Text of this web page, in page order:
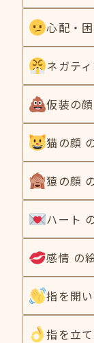
心配・
ネガテ
仮装の
猫の顔
猿の顔
ハート
感情 の
指を開
指を立